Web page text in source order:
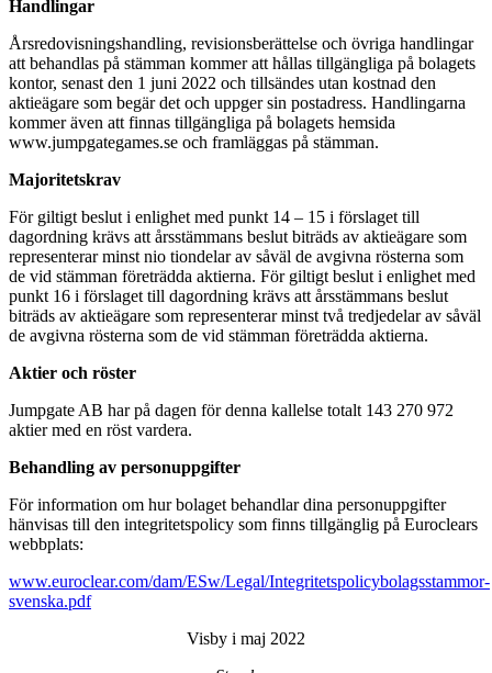
Handlingar
Årsredovisningshandling, revisionsberättelse och övriga handlingar
att behandlas på stämman kommer att hållas tillgängliga på bolagets
kontor, senast den 1 juni 2022 och tillsändes utan kostnad den
aktieägare som begär det och uppger sin postadress. Handlingarna
kommer även att finnas tillgängliga på bolagets hemsida
www.jumpgategames.se och framläggas på stämman.
Majoritetskrav
För giltigt beslut i enlighet med punkt 14 – 15 i förslaget till
dagordning krävs att årsstämmans beslut biträds av aktieägare som
representerar minst nio tiondelar av såväl de avgivna rösterna som
de vid stämman företrädda aktierna. För giltigt beslut i enlighet med
punkt 16 i förslaget till dagordning krävs att årsstämmans beslut
biträds av aktieägare som representerar minst två tredjedelar av såväl
de avgivna rösterna som de vid stämman företrädda aktierna.
Aktier och röster
Jumpgate AB har på dagen för denna kallelse totalt 143 270 972
aktier med en röst vardera.
Behandling av personuppgifter
För information om hur bolaget behandlar dina personuppgifter
hänvisas till den integritetspolicy som finns tillgänglig på Euroclears
webbplats:
www.euroclear.com/dam/ESw/Legal/Integritetspolicybolagsstammor-
svenska.pdf
Visby i maj 2022